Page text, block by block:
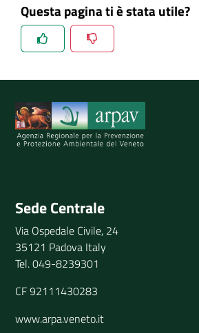
Seguici
su
Questa pagina ti è stata utile?
Spiegaci perchè, e aiutaci a
Sede Centrale
Via Ospedale Civile, 24
35121 Padova Italy
Tel. 049-8239301
CF 92111430283
www.arpa.veneto.it